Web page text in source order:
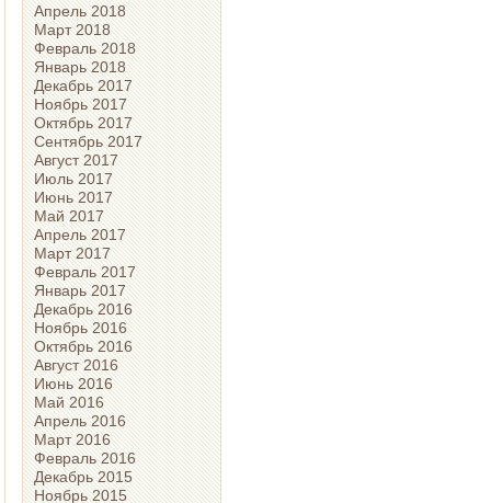
Апрель 2018
Март 2018
Февраль 2018
Январь 2018
Декабрь 2017
Ноябрь 2017
Октябрь 2017
Сентябрь 2017
Август 2017
Июль 2017
Июнь 2017
Май 2017
Апрель 2017
Март 2017
Февраль 2017
Январь 2017
Декабрь 2016
Ноябрь 2016
Октябрь 2016
Август 2016
Июнь 2016
Май 2016
Апрель 2016
Март 2016
Февраль 2016
Декабрь 2015
Ноябрь 2015